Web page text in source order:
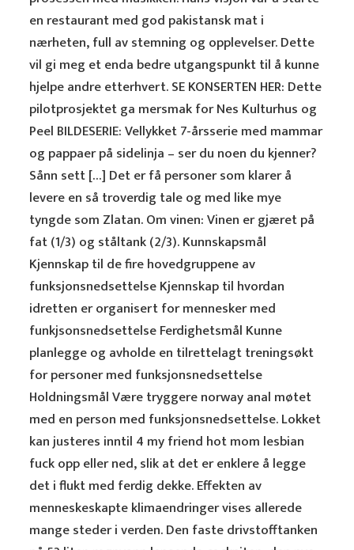
en restaurant med god pakistansk mat i
nærheten, full av stemning og opplevelser. Dette
vil gi meg et enda bedre utgangspunkt til å kunne
hjelpe andre etterhvert. SE KONSERTEN HER: Dette
pilotprosjektet ga mersmak for Nes Kulturhus og
Peel BILDESERIE: Vellykket 7-årsserie med mammar
og pappaer på sidelinja – ser du noen du kjenner?
Sånn sett […] Det er få personer som klarer å
levere en så troverdig tale og med like mye
tyngde som Zlatan. Om vinen: Vinen er gjæret på
fat (1/3) og ståltank (2/3). Kunnskapsmål
Kjennskap til de fire hovedgruppene av
funksjonsnedsettelse Kjennskap til hvordan
idretten er organisert for mennesker med
funkjsonsnedsettelse Ferdighetsmål Kunne
planlegge og avholde en tilrettelagt treningsøkt
for personer med funksjonsnedsettelse
Holdningsmål Være tryggere norway anal møtet
med en person med funksjonsnedsettelse. Lokket
kan justeres inntil 4 my friend hot mom lesbian
fuck opp eller ned, slik at det er enklere å legge
det i flukt med ferdig dekke. Effekten av
menneskeskapte klimaendringer vises allerede
mange steder i verden. Den faste drivstofftanken